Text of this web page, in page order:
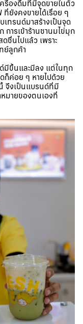
ครื่องดื่มที่มีจุดขายในตัว
ยังคงขายได้เรื่อย ๆ
เทรนด์มาสร้างเป็นจุด
การเข้าร้านชานมไข่มุก
ชื่นไปแล้ว เพราะ
ย์ลูกค้า
มีขึ้นและมีลง แต่ในทุก
ก็ค่อย ๆ หายไปด้วย
จึงเป็นแบรนด์ที่มี
มายของตนเองที่